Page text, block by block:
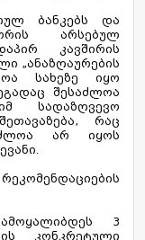
ბანკებს და
არსებულ
კავშირის
„ანაზღაურების
სახეზე იყო
შესაძლოა
სადაზღვევო
რაც
არ იყოს
3
კონკრეტული